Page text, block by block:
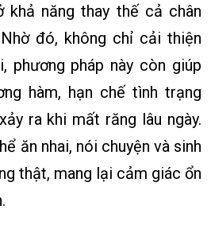
khả năng thay thế cả chân
đó, không chỉ cải thiện
phương pháp này còn giúp
hàm, hạn chế tình trạng
ra khi mất răng lâu ngày.
ăn nhai, nói chuyện và sinh
thật, mang lại cảm giác ổn